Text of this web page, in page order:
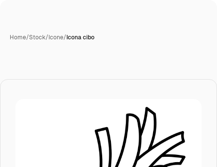
Home/Stock/Icone/Icona cibo